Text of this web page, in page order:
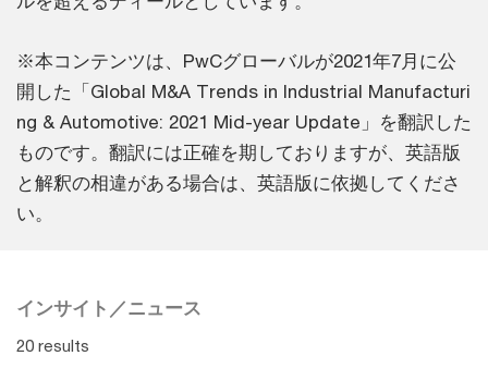
※本コンテンツは、PwCグローバルが2021年7月に公
開した「Global M&A Trends in Industrial Manufacturi
ng & Automotive: 2021 Mid-year Update」を翻訳した
ものです。翻訳には正確を期しておりますが、英語版
と解釈の相違がある場合は、英語版に依拠してくださ
い。
インサイト／ニュース
20 results